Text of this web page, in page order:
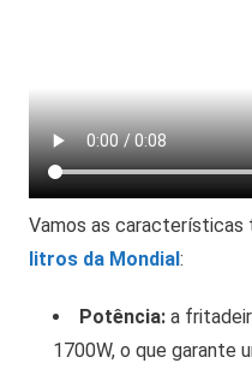
Vamos as características
litros da Mondial:
Potência: a
1700W, o que garante